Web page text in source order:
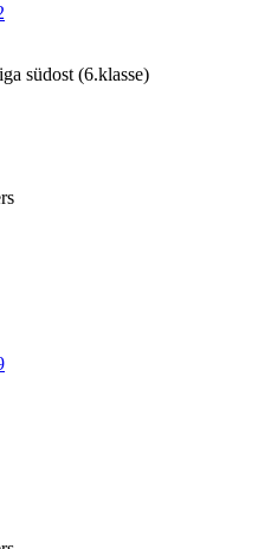
südost (6.klasse)